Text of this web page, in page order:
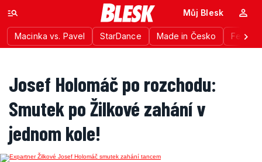
Macinka vs. Pavel StarDance Made in Česko
Můj Blesk
Josef Holomáč po rozchodu:
Smutek po Žilkové zahání v
jednom kole!